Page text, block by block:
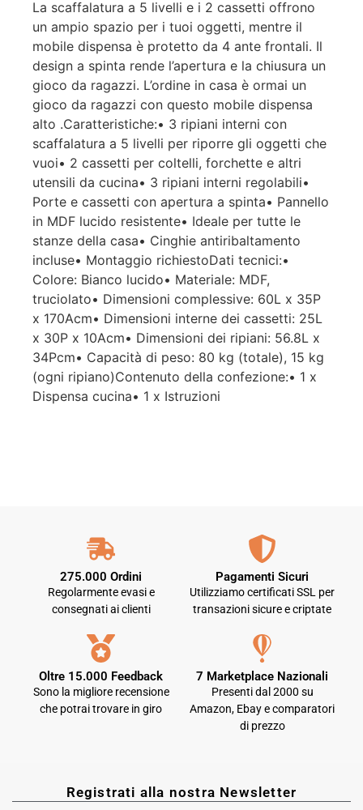
La scaffalatura a 5 livelli e i 2 cassetti offrono
un ampio spazio per i tuoi oggetti, mentre il
mobile dispensa è protetto da 4 ante frontali. Il
design a spinta rende l’apertura e la chiusura un
gioco da ragazzi. L’ordine in casa è ormai un
gioco da ragazzi con questo mobile dispensa
alto .Caratteristiche:• 3 ripiani interni con
scaffalatura a 5 livelli per riporre gli oggetti che
vuoi• 2 cassetti per coltelli, forchette e altri
utensili da cucina• 3 ripiani interni regolabili•
Porte e cassetti con apertura a spinta• Pannello
in MDF lucido resistente• Ideale per tutte le
stanze della casa• Cinghie antiribaltamento
incluse• Montaggio richiestoDati tecnici:•
Colore: Bianco lucido• Materiale: MDF,
truciolato• Dimensioni complessive: 60L x 35P
x 170Acm• Dimensioni interne dei cassetti: 25L
x 30P x 10Acm• Dimensioni dei ripiani: 56.8L x
34Pcm• Capacità di peso: 80 kg (totale), 15 kg
(ogni ripiano)Contenuto della confezione:• 1 x
Dispensa cucina• 1 x Istruzioni
275.000 Ordini
Regolarmente evasi e
consegnati ai clienti
Pagamenti Sicuri
Utilizziamo certificati SSL per
transazioni sicure e criptate
Oltre 15.000 Feedback
Sono la migliore recensione
che potrai trovare in giro
7 Marketplace Nazionali
Presenti dal 2000 su
Amazon, Ebay e comparatori
di prezzo
Registrati alla nostra Newsletter